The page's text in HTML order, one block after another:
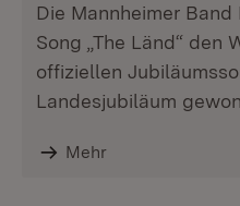
Die Mannheimer
Song „The Länd“ den
offiziellen
Landesjubiläum
Mehr